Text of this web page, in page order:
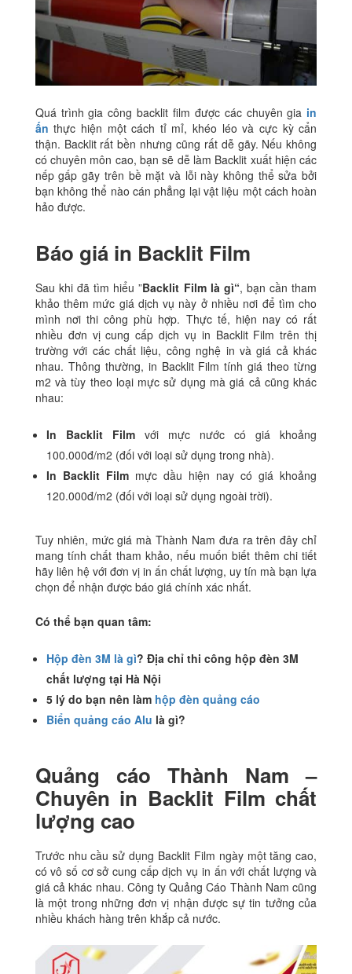
Quá trình gia công backlit film được các chuyên gia in
ấn thực hiện một cách tỉ mỉ, khéo léo và cực kỳ cẩn
thận. Backlit rất bền nhưng cũng rất dễ gãy. Nếu không
có chuyên môn cao, bạn sẽ dễ làm Backlit xuất hiện các
nếp gấp gãy trên bề mặt và lỗi này không thể sửa bởi
bạn không thể nào cán phẳng lại vật liệu một cách hoàn
hảo được.
Báo giá in Backlit Film
Sau khi đã tìm hiểu ”Backlit Film là gì“, bạn cần tham
khảo thêm mức giá dịch vụ này ở nhiều nơi để tìm cho
mình nơi thi công phù hợp. Thực tế, hiện nay có rất
nhiều đơn vị cung cấp dịch vụ in Backlit Film trên thị
trường với các chất liệu, công nghệ in và giá cả khác
nhau. Thông thường, in Backlit Film tính giá theo từng
m2 và tùy theo loại mực sử dụng mà giá cả cũng khác
nhau:
In Backlit Film với mực nước có giá khoảng
100.000đ/m2 (đối với loại sử dụng trong nhà).
In Backlit Filmmực dầu hiện nay có giá khoảng
120.000đ/m2 (đối với loại sử dụng ngoài trời).
Tuy nhiên, mức giá mà Thành Nam đưa ra trên đây chỉ
mang tính chất tham khảo, nếu muốn biết thêm chi tiết
hãy liên hệ với đơn vị in ấn chất lượng, uy tín mà bạn lựa
chọn để nhận được báo giá chính xác nhất.
Có thể bạn quan tâm:
Hộp đèn 3M là gì? Địa chỉ thi công hộp đèn 3M
chất lượng tại Hà Nội
5 lý do bạn nên làm hộp đèn quảng cáo
Biển quảng cáo Alu là gì?
Quảng cáo Thành Nam –
Chuyên in Backlit Film chất
lượng cao
Trước nhu cầu sử dụng Backlit Film ngày một tăng cao,
có vô số cơ sở cung cấp dịch vụ in ấn với chất lượng và
giá cả khác nhau. Công ty Quảng Cáo Thành Nam cũng
là một trong những đơn vị nhận được sự tin tưởng của
nhiều khách hàng trên khắp cả nước.